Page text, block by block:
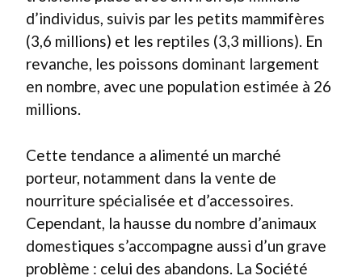
d’individus, suivis par les petits mammifères
(3,6 millions) et les reptiles (3,3 millions). En
revanche, les poissons dominant largement
en nombre, avec une population estimée à 26
millions.
Cette tendance a alimenté un marché
porteur, notamment dans la vente de
nourriture spécialisée et d’accessoires.
Cependant, la hausse du nombre d’animaux
domestiques s’accompagne aussi d’un grave
problème : celui des abandons. La Société